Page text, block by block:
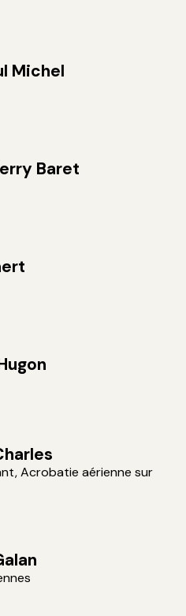
Michel
Baret
Acrobatie aérienne sur